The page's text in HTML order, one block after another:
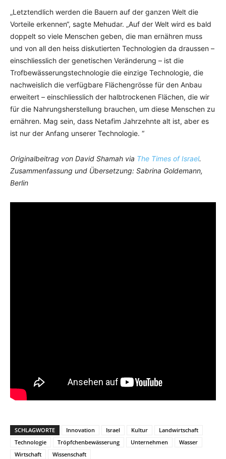
„Letztendlich werden die Bauern auf der ganzen Welt die
Vorteile erkennen“, sagte Mehudar. „Auf der Welt wird es bald
doppelt so viele Menschen geben, die man ernähren muss
und von all den heiss diskutierten Technologien da draussen –
einschliesslich der genetischen Veränderung – ist die
Trofbewässerungstechnologie die einzige Technologie, die
nachweislich die verfügbare Flächengrösse für den Anbau
erweitert – einschliesslich der halbtrockenen Flächen, die wir
für die Nahrungsherstellung brauchen, um diese Menschen zu
ernähren. Mag sein, dass Netafim Jahrzehnte alt ist, aber es
ist nur der Anfang unserer Technologie. “
Originalbeitrag von David Shamah via The Times of Israel.
Zusammenfassung und Übersetzung: Sabrina Goldemann,
Berlin
SCHLAGWORTE Innovation Israel Kultur
Landwirtschaft
Technologie
Tröpfchenbewässerung Unternehmen
Wasser
Wirtschaft
Wissenschaft